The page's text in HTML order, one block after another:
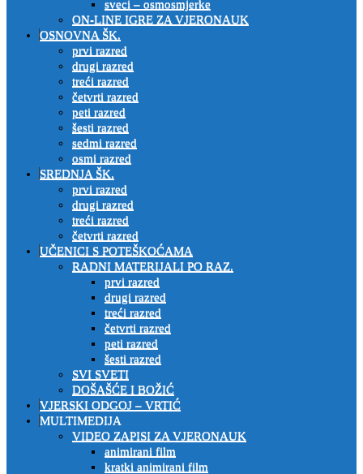
sveci – osmosmjerke
ON-LINE IGRE ZA VJERONAUK
OSNOVNA ŠK.
prvi razred
drugi razred
treći razred
četvrti razred
peti razred
šesti razred
sedmi razred
osmi razred
SREDNJA ŠK.
prvi razred
drugi razred
treći razred
četvrti razred
UČENICI S POTEŠKOĆAMA
RADNI MATERIJALI PO RAZ.
prvi razred
drugi razred
treći razred
četvrti razred
peti razred
šesti razred
SVI SVETI
DOŠAŠĆE I BOŽIĆ
VJERSKI ODGOJ – VRTIĆ
MULTIMEDIJA
VIDEO ZAPISI ZA VJERONAUK
animirani film
kratki animirani film